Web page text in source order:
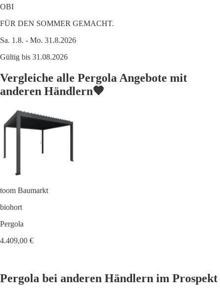
OBI
FÜR DEN SOMMER GEMACHT.
Sa. 1.8. - Mo. 31.8.2026
Gültig bis 31.08.2026
Vergleiche alle Pergola Angebote mit
anderen Händlern🧡
toom Baumarkt
biohort
Pergola
4.409,00 €
Pergola bei anderen Händlern im Prospekt